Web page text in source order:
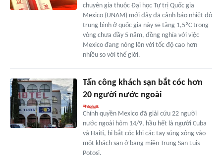
chuyên gia thuộc Đại học Tự trị Quốc gia
Mexico (UNAM) mới đây đã cảnh báo nhiệt độ
trung bình ở quốc gia này sẽ tăng 1,5ºC trong
vòng chưa đầy 5 năm, đồng nghĩa với việc
Mexico đang nóng lên với tốc độ cao hơn
nhiều so với thế giới.
Tấn công khách sạn bắt cóc hơn
20 người nước ngoài
Chính quyền Mexico đã giải cứu 22 người
nước ngoài hôm 14/9, hầu hết là người Cuba
và Haiti, bị bắt cóc khi các tay súng xông vào
một khách sạn ở bang miền Trung San Luis
Potosi.